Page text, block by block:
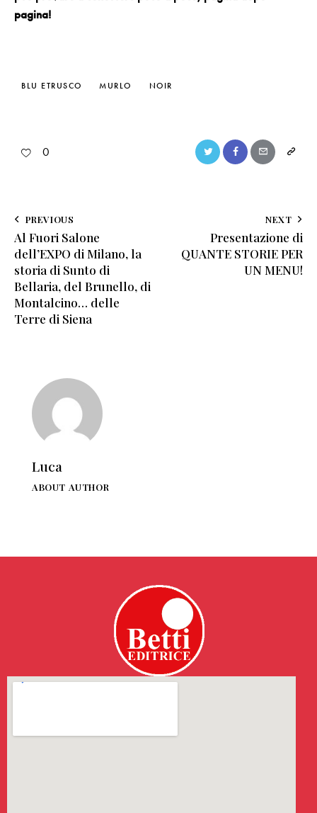
pagina!
BLU ETRUSCO MURLO NOIR
0
PREVIOUS
Al Fuori Salone
dell’EXPO di Milano, la
storia di Sunto di
Bellaria, del Brunello, di
Montalcino… delle
Terre di Siena
NEXT
Presentazione di
QUANTE STORIE PER
UN MENU!
Luca
ABOUT AUTHOR